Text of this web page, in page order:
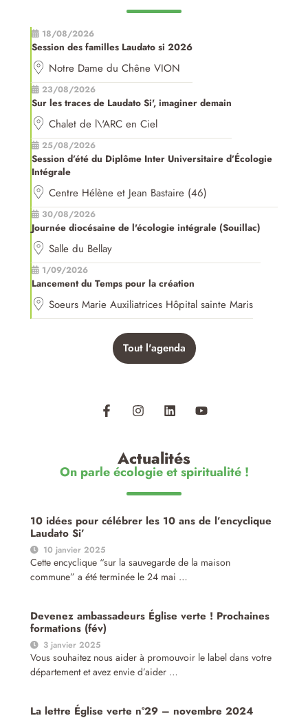
18/08/2026
Session des familles Laudato si 2026
Notre Dame du Chêne VION
23/08/2026
Sur les traces de Laudato Si', imaginer demain
Chalet de l\'ARC en Ciel
25/08/2026
Session d’été du Diplôme Inter Universitaire d’Écologie
Intégrale
Centre Hélène et Jean Bastaire (46)
30/08/2026
Journée diocésaine de l'écologie intégrale (Souillac)
Salle du Bellay
1/09/2026
Lancement du Temps pour la création
Soeurs Marie Auxiliatrices Hôpital sainte Maris
Tout l'agenda
Actualités
On parle écologie et spiritualité !
10 idées pour célébrer les 10 ans de l’encyclique
Laudato Si’
10 janvier 2025
Cette encyclique “sur la sauvegarde de la maison
commune” a été terminée le 24 mai …
Devenez ambassadeurs Église verte ! Prochaines
formations (fév)
3 janvier 2025
Vous souhaitez nous aider à promouvoir le label dans votre
département et avez envie d’aider …
La lettre Église verte n°29 – novembre 2024